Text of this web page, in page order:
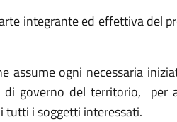
integrante ed effettiva del
assume ogni necessaria
governo del territorio, per
tutti i soggetti interessati.